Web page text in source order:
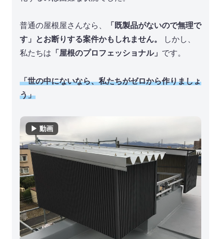
普通の屋根屋さんなら、
「既製品がないので無理で
す」とお断りする案件かもしれません。
しかし、
私たちは 「屋根のプロフェッショナル」 です。
「世の中にないなら、私たちがゼロから作りましょ
う」
▶ 動画